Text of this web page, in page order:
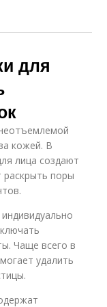
для
кожей. В
лица создают
раскрыть поры
Чаще всего в
удалить